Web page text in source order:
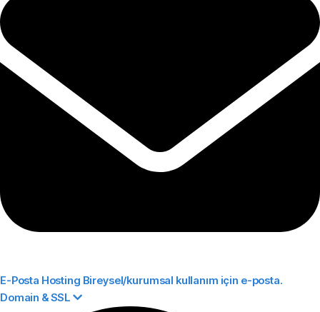
E-Posta Hosting Bireysel/kurumsal kullanım için e-posta.
Domain & SSL